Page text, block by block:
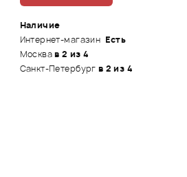
Наличие
Интернет-магазин Есть
Москвав 2 из 4
Санкт-Петербург в 2 из 4